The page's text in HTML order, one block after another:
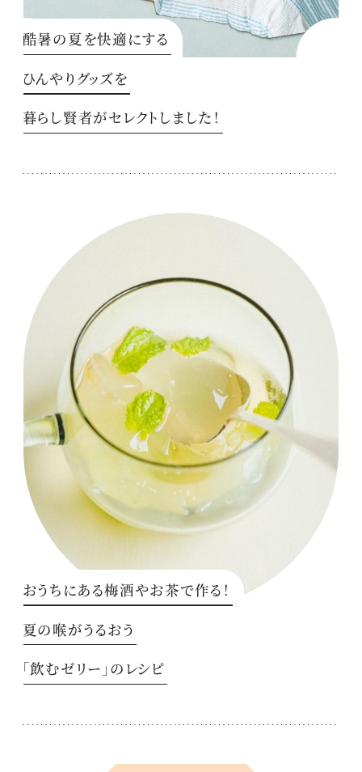
酷暑の夏を快適にする
ひんやりグッズを
暮らし賢者がセレクトしました！
おうちにある梅酒やお茶で作る！
夏の喉がうるおう
「飲むゼリー」のレシピ